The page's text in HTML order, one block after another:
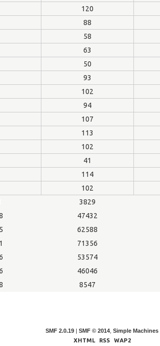
120
88
58
63
50
93
102
94
107
113
102
41
114
102
3829
47432
62588
71356
53574
46046
8547
SMF 2.0.19 | SMF © 2014 Simple Machines
XHTML
RSS WAP2